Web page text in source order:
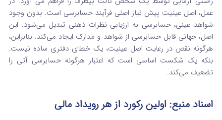
عمل، اصل عینیت پیش نیاز اصلی فرآیند حسابرسی است. بدون وجود
شواهد عینی، حسابرسی به ارزیابی نظرات ذهنی تبدیل می‌شود. این
اصل، جهانی قابل حسابرسی از شواهد و مدارک ایجاد می‌کند. بنابراین،
هرگونه نقص در رعایت اصل عینیت، یک خطای دفتری ساده نیست.
بلکه یک شکست اساسی است که اعتبار هرگونه حسابرسی آتی را
تضعیف می‌کند.
اسناد منبع: اولین رکورد از هر رویداد مالی